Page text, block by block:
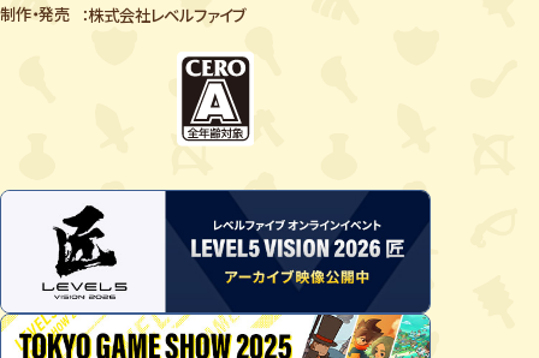
制作・発売
株式会社レベルファイブ